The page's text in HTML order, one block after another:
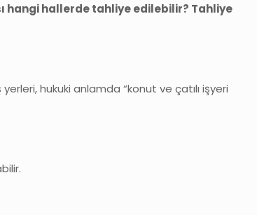
hangi hallerde tahliye edilebilir? Tahliye
hukuki anlamda “konut ve çatılı işyeri